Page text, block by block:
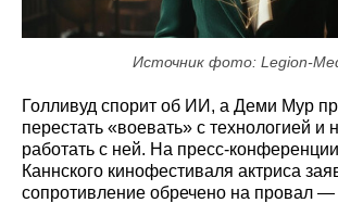
Источник фото: Legion-
Голливуд спорит об ИИ, а Деми Мур
перестать «воевать» с технологией и
работать с ней. На пресс-
Каннского кинофестиваля актриса
сопротивление обречено на провал —